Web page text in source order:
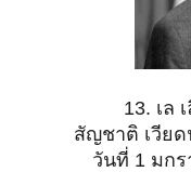
13. เล
สัญชาติ เวีย
วันที่ 1 มก